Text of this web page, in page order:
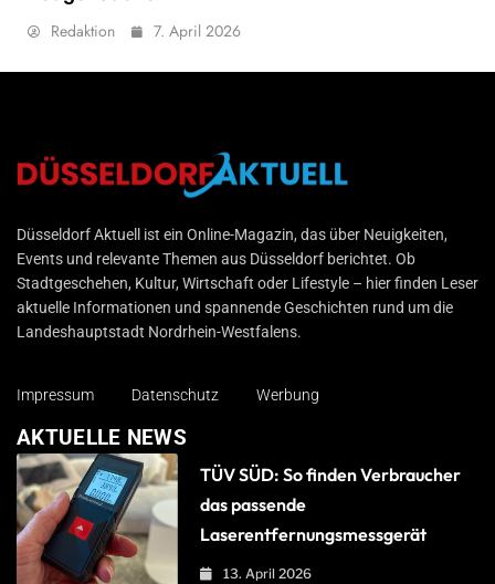
Redaktion 7. April 2026
Düsseldorf Aktuell
Düsseldorf Aktuell ist ein Online-Magazin, das über Neuigkeiten,
Events und relevante Themen aus Düsseldorf berichtet. Ob
Stadtgeschehen, Kultur, Wirtschaft oder Lifestyle – hier finden Leser
aktuelle Informationen und spannende Geschichten rund um die
Landeshauptstadt Nordrhein-Westfalens.
Impressum Datenschutz Werbung
AKTUELLE NEWS
TÜV SÜD: So finden Verbraucher
das passende
Laserentfernungsmessgerät
13. April 2026